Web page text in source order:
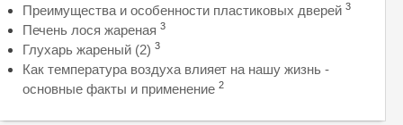
Преимущества и особенности пластиковых дверей 3
Печень лося жареная 3
Глухарь жареный (2) 3
Как температура воздуха влияет на нашу жизнь -
основные факты и применение 2